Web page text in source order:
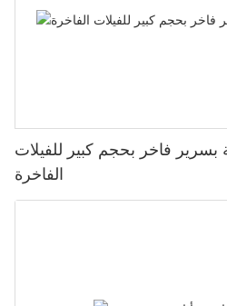
بسرير فاخر بحجم كبير للفيلات
الفاخرة